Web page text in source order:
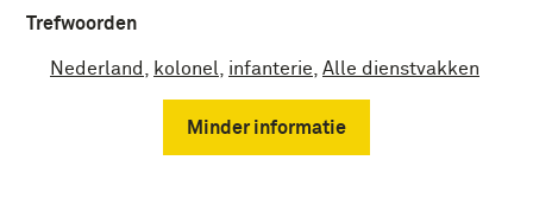
Trefwoorden
Nederland kolonel infanterie Alle dienstvakken
Minder informatie